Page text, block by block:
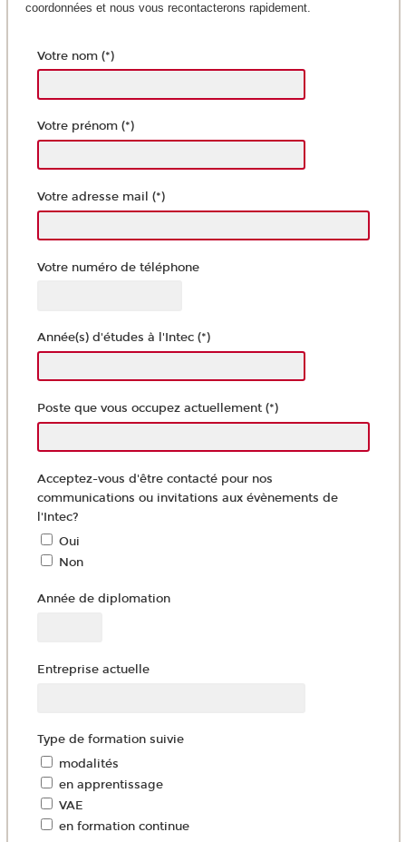
coordonnées et nous vous recontacterons rapidement.
Votre nom (*)
Votre prénom (*)
Votre adresse mail (*)
Votre numéro de téléphone
Année(s) d'études à l'Intec (*)
Poste que vous occupez actuellement (*)
Acceptez-vous d'être contacté pour nos
communications ou invitations aux évènements de
l'Intec?
Oui
Non
Année de diplomation
Entreprise actuelle
Type de formation suivie
modalités
en apprentissage
VAE
en formation continue